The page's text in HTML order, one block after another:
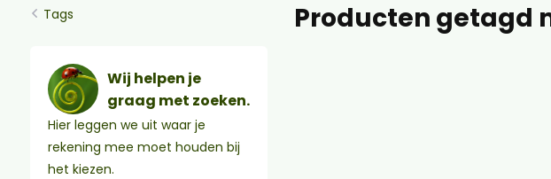
Tags
Wij helpen je
graag met zoeken.
Hier leggen we uit waar je
rekening mee moet houden bij
het kiezen.
Producten getagd